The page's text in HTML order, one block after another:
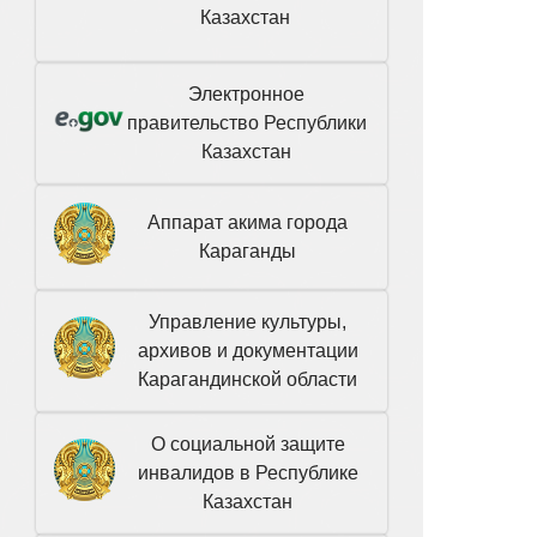
Казахстан
Электронное
правительство Республики
Казахстан
Аппарат акима города
Караганды
Управление культуры,
архивов и документации
Карагандинской области
О социальной защите
инвалидов в Республике
Казахстан